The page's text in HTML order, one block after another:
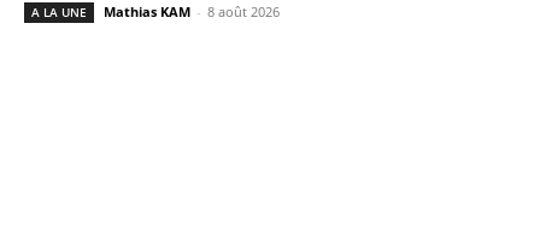
A LA UNE Mathias KAM - 8 août 2026